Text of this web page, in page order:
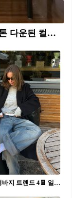
계절이 바뀌면 데님 컬러도 변해🙂‍↕️ 톤 다운된 컬러감과 탄탄한 질감이 매력적인 생지 데님👖👀
주목해야 할 청바지 트렌드 4👖 일상 속 자주 찾게 되는 코디 아이템은 바로 청바지죠💙 다가오는 봄, 유행할 청바지 트렌드 4가지를 소개해 드릴게요! 1. 항아리 핏의 배럴 진 2. 다크 워싱 진 3. 스트레이트 진 4. 와이드 진